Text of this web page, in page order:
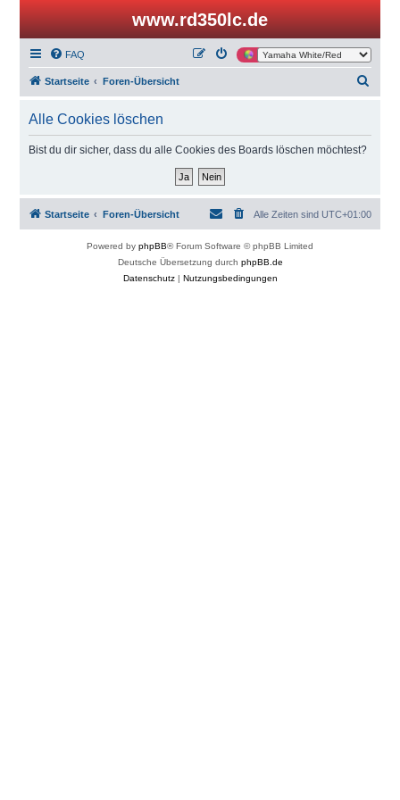
www.rd350lc.de
FAQ
Startseite Foren-Übersicht
Alle Cookies löschen
Bist du dir sicher, dass du alle Cookies des Boards löschen möchtest?
Startseite Foren-Übersicht Alle Zeiten sind UTC+01:00
Powered by phpBB® Forum Software © phpBB Limited
Deutsche Übersetzung durch phpBB.de
Datenschutz| Nutzungsbedingungen